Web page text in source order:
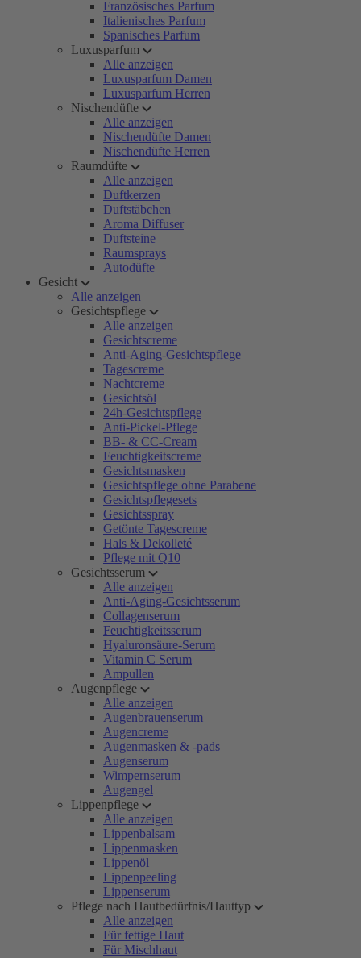
Französisches Parfum
Italienisches Parfum
Spanisches Parfum
Luxusparfum
Alle anzeigen
Luxusparfum Damen
Luxusparfum Herren
Nischendüfte
Alle anzeigen
Nischendüfte Damen
Nischendüfte Herren
Raumdüfte
Alle anzeigen
Duftkerzen
Duftstäbchen
Aroma Diffuser
Duftsteine
Raumsprays
Autodüfte
Gesicht
Alle anzeigen
Gesichtspflege
Alle anzeigen
Gesichtscreme
Anti-Aging-Gesichtspflege
Tagescreme
Nachtcreme
Gesichtsöl
24h-Gesichtspflege
Anti-Pickel-Pflege
BB- & CC-Cream
Feuchtigkeitscreme
Gesichtsmasken
Gesichtspflege ohne Parabene
Gesichtspflegesets
Gesichtsspray
Getönte Tagescreme
Hals & Dekolleté
Pflege mit Q10
Gesichtsserum
Alle anzeigen
Anti-Aging-Gesichtsserum
Collagenserum
Feuchtigkeitsserum
Hyaluronsäure-Serum
Vitamin C Serum
Ampullen
Augenpflege
Alle anzeigen
Augenbrauenserum
Augencreme
Augenmasken & -pads
Augenserum
Wimpernserum
Augengel
Lippenpflege
Alle anzeigen
Lippenbalsam
Lippenmasken
Lippenöl
Lippenpeeling
Lippenserum
Pflege nach Hautbedürfnis/Hauttyp
Alle anzeigen
Für fettige Haut
Für Mischhaut